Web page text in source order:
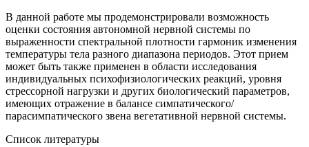
В данной работе мы продемонстрировали возможность
оценки состояния автономной нервной системы по
выраженности спектральной плотности гармоник изменения
температуры тела разного диапазона периодов. Этот прием
может быть также применен в области исследования
индивидуальных психофизиологических реакций, уровня
стрессорной нагрузки и других биологический параметров,
имеющих отражение в балансе симпатического/
парасимпатического звена вегетативной нервной системы.
Список литературы